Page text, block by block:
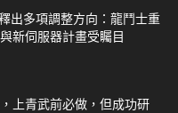
出多項調整方向：龍鬥士重
新伺服器計畫受矚目
上青武前必做，但成功研